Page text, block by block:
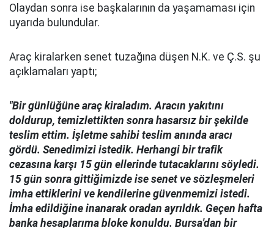
Olaydan sonra ise başkalarının da yaşamaması için
uyarıda bulundular.
Araç kiralarken senet tuzağına düşen N.K. ve Ç.S. şu
açıklamaları yaptı;
"Bir günlüğüne araç kiraladım. Aracın yakıtını
doldurup, temizlettikten sonra hasarsız bir şekilde
teslim ettim. İşletme sahibi teslim anında aracı
gördü. Senedimizi istedik. Herhangi bir trafik
cezasına karşı 15 gün ellerinde tutacaklarını söyledi.
15 gün sonra gittiğimizde ise senet ve sözleşmeleri
imha ettiklerini ve kendilerine güvenmemizi istedi.
İmha edildiğine inanarak oradan ayrıldık. Geçen hafta
banka hesaplarıma bloke konuldu. Bursa'dan bir